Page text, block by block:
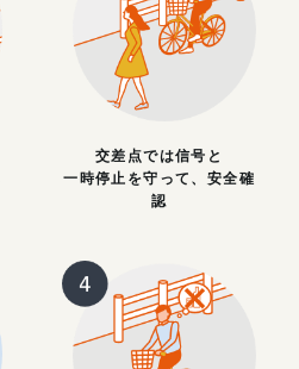
交差点では信号と
一時停止を守って、安全確
認